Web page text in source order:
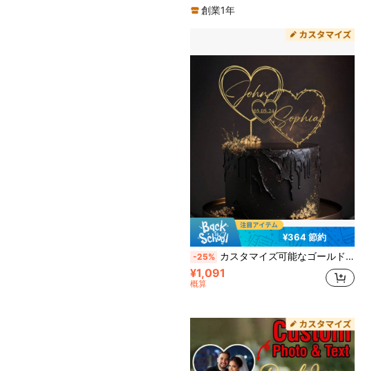
創業1年
¥364 節約
-25% カスタマイズ可能なゴールドハート型ウェディングトッパー、結婚式、記念日、その他の機会に適しています、エレガント、パーソナライズされたギフト、ユニークなギフト、ウェディングデコレーション
¥1,091
概算